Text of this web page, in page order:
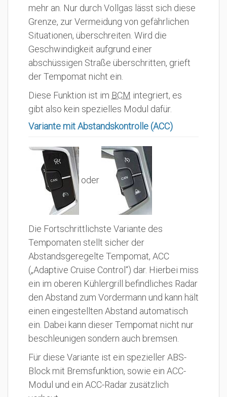
mehr an. Nur durch Vollgas lässt sich diese
Grenze, zur Vermeidung von gefährlichen
Situationen, überschreiten. Wird die
Geschwindigkeit aufgrund einer
abschüssigen Straße überschritten, grieft
der Tempomat nicht ein.
Diese Funktion ist im BCM integriert, es
gibt also kein spezielles Modul dafür.
Variante mit Abstandskontrolle (ACC)
oder
Die Fortschrittlichste Variante des
Tempomaten stellt sicher der
Abstandsgeregelte Tempomat, ACC
(„Adaptive Cruise Control“) dar. Hierbei miss
ein im oberen Kühlergrill befindliches Radar
den Abstand zum Vordermann und kann hält
einen eingestellten Abstand automatisch
ein. Dabei kann dieser Tempomat nicht nur
beschleunigen sondern auch bremsen.
Für diese Variante ist ein spezieller ABS-
Block mit Bremsfunktion, sowie ein ACC-
Modul und ein ACC-Radar zusätzlich